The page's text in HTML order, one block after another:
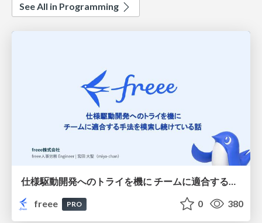
See All in Programming
freee
PRO 0 380